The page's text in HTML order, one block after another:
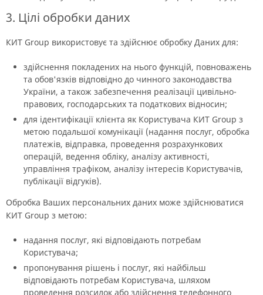
3. Цілі обробки даних
КИТ Group використовує та здійснює обробку Даних для:
здійснення покладених на нього функцій, повноважень
та обов'язків відповідно до чинного законодавства
України, а також забезпечення реалізації цивільно-
правових, господарських та податкових відносин;
для ідентифікації клієнта як Користувача КИТ Group з
метою подальшої комунікації (надання послуг, обробка
платежів, відправка, проведення розрахункових
операцій, ведення обліку, аналізу активності,
управління трафіком, аналізу інтересів Користувачів,
публікації відгуків).
Обробка Ваших персональних даних може здійснюватися
КИТ Group з метою:
надання послуг, які відповідають потребам
Користувача;
пропонування рішень і послуг, які найбільш
відповідають потребам Користувача, шляхом
проведення розсилок або здійснення телефонного